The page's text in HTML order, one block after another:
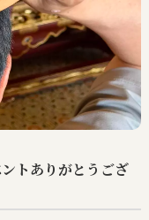
トありがとうござ